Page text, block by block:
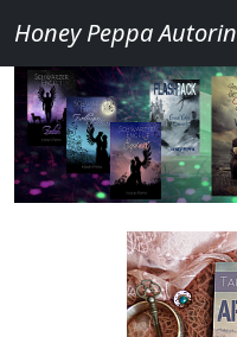
Honey Peppa Autorin